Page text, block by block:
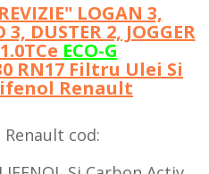
LOGAN 3,
3, DUSTER 2, JOGGER
ECO-G
RN17 Filtru Ulei Si
Renault
cod: